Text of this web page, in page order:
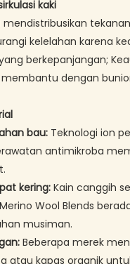
kaki
kelelahan karena
berkepanjangan;
dengan
bau: Teknologi ion
antimikroba
kering: Kain canggih
Wool Blends
musiman.
Beberapa merek
atau kapas organik